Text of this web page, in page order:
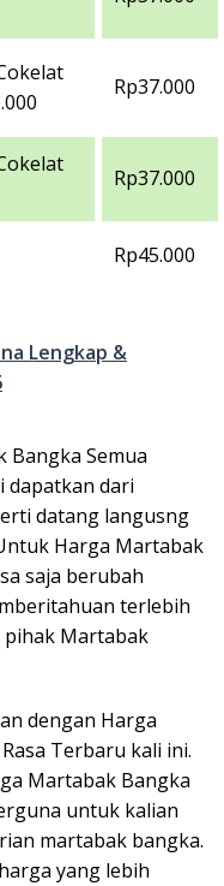
Rp37.000
Rp37.000
Rp45.000
Lengkap &
Semua
dapatkan dari
datang langusng
Harga Martabak
saja berubah
terlebih
pihak Martabak
dengan Harga
Terbaru kali ini.
Martabak Bangka
untuk kalian
martabak bangka.
yang lebih